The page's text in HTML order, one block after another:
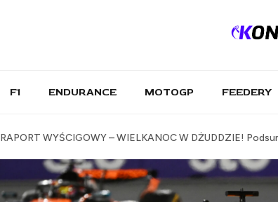
F1 ENDURANCE MOTOGP FEEDERY
RAPORT WYŚCIGOWY – WIELKANOC W DŻUDDZIE!